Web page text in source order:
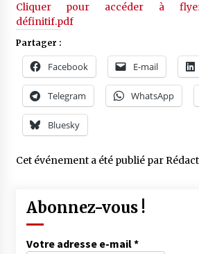
Cliquer pour accéder à flyer-
définitif.pdf
Partager :
Facebook E-mail
Telegram WhatsApp
Bluesky
Cet événement a été publié par
Abonnez-vous !
Votre adresse e-mail*